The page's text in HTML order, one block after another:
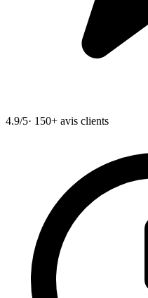
4.9/5· 150+ avis clients